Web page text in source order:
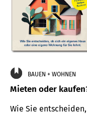
BAUEN + WOHNEN
Mieten oder
Wie Sie